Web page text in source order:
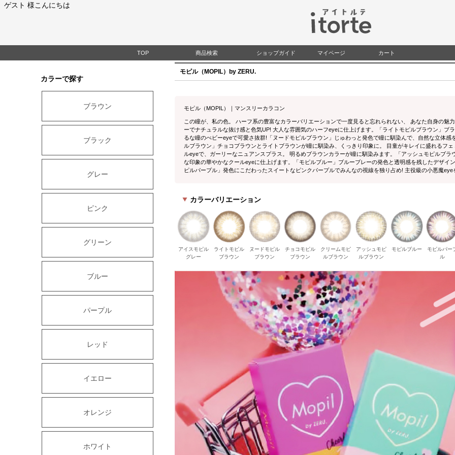
ゲスト 様こんにちは
TOP 商品検索 ショップガイド マイページ カート
検索
カラーで探す
ブラウン
ブラック
グレー
ピンク
グリーン
ブルー
パープル
レッド
イエロー
オレンジ
ホワイト
モピル（MOPIL）by ZERU.
モピル（MOPIL）｜マンスリーカラコン
この瞳が、私の色。 ハーフ系の豊富なカラーバリエーションで一度見ると忘れられない、 あなた自身の
ーでナチュラルな抜け感と色気UP! 大人な雰囲気のハーフeyeに仕上げます。「ライトモピルブラウン」
るな瞳のべビーeyeで可愛さ抜群!「ヌードモピルブラウン」じゅわっと発色で瞳に馴染んで、自然な立体
ルブラウン」チョコブラウンとライトブラウンが瞳に馴染み、くっきり印象に。 目童がキレイに盛れるフ
ルeyeで、ガーリーなニュアンスプラス。 明るめブラウンカラーが瞳に馴染みます。「アッシュモピルブ
な印象の華やかなクールeyeに仕上げます。「モピルブルー」ブルーブレーの発色と透明感を残したデザ
ピルパープル」発色にこだわったスイートなピンクパープルでみんなの視線を独り占め! 主役級の小悪魔eye
カラーバリエーション
アイスモピル
グレー
ライトモピル
ブラウン
ヌードモピル
ブラウン
チョコモピル
ブラウン
クリームモピ
ルブラウン
アッシュモピ
ルブラウン
モピルブルー
モピルパー
ル